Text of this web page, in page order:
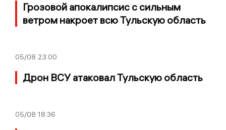
Грозовой апокалипсис с сильным
ветром накроет всю Тульскую область
05/08 23:00
Дрон ВСУ атаковал Тульскую область
05/08 18:36